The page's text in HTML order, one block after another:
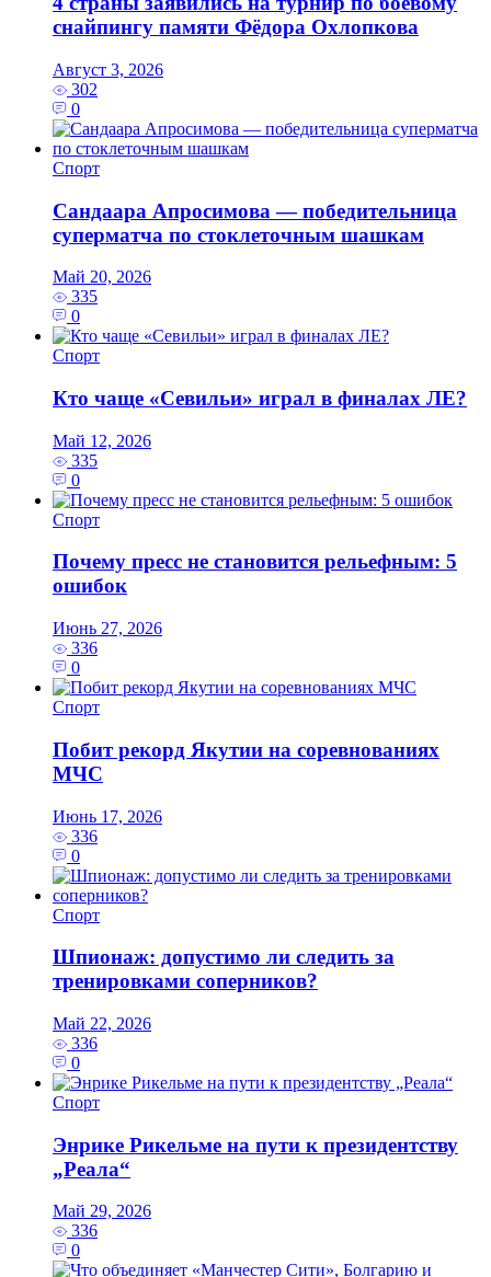
снайпингу памяти Фёдора Охлопкова
Август 3, 2026
302
0
Спорт
Сандаара Апросимова — победительница
суперматча по стоклеточным шашкам
Май 20, 2026
335
0
Спорт
Кто чаще «Севильи» играл в финалах ЛЕ?
Май 12, 2026
335
0
Спорт
Почему пресс не становится рельефным: 5
ошибок
Июнь 27, 2026
336
0
Спорт
Побит рекорд Якутии на соревнованиях
МЧС
Июнь 17, 2026
336
0
Спорт
Шпионаж: допустимо ли следить за
тренировками соперников?
Май 22, 2026
336
0
Спорт
Энрике Рикельме на пути к президентству
„Реала“
Май 29, 2026
336
0